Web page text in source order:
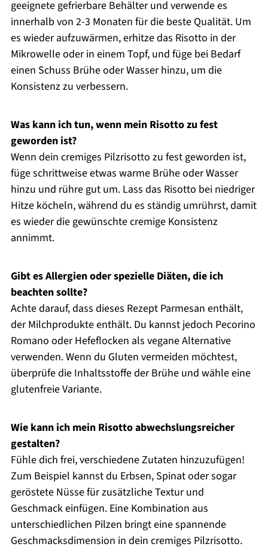
geeignete gefrierbare Behälter und verwende es
innerhalb von 2-3 Monaten für die beste Qualität. Um
es wieder aufzuwärmen, erhitze das Risotto in der
Mikrowelle oder in einem Topf, und füge bei Bedarf
einen Schuss Brühe oder Wasser hinzu, um die
Konsistenz zu verbessern.
Was kann ich tun, wenn mein Risotto zu fest
geworden ist?
Wenn dein cremiges Pilzrisotto zu fest geworden ist,
füge schrittweise etwas warme Brühe oder Wasser
hinzu und rühre gut um. Lass das Risotto bei niedriger
Hitze köcheln, während du es ständig umrührst, damit
es wieder die gewünschte cremige Konsistenz
annimmt.
Gibt es Allergien oder spezielle Diäten, die ich
beachten sollte?
Achte darauf, dass dieses Rezept Parmesan enthält,
der Milchprodukte enthält. Du kannst jedoch Pecorino
Romano oder Hefeflocken als vegane Alternative
verwenden. Wenn du Gluten vermeiden möchtest,
überprüfe die Inhaltsstoffe der Brühe und wähle eine
glutenfreie Variante.
Wie kann ich mein Risotto abwechslungsreicher
gestalten?
Fühle dich frei, verschiedene Zutaten hinzuzufügen!
Zum Beispiel kannst du Erbsen, Spinat oder sogar
geröstete Nüsse für zusätzliche Textur und
Geschmack einfügen. Eine Kombination aus
unterschiedlichen Pilzen bringt eine spannende
Geschmacksdimension in dein cremiges Pilzrisotto.